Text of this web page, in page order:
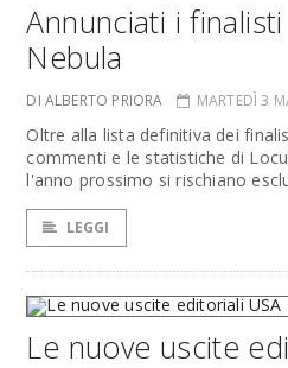
Annunciati i
Nebula
DI ALBERTO PRIORA MARTEDÌ 3
Oltre alla lista definitiva dei
commenti e le statistiche di
l'anno prossimo si rischiano
LEGGI
Le nuove uscite